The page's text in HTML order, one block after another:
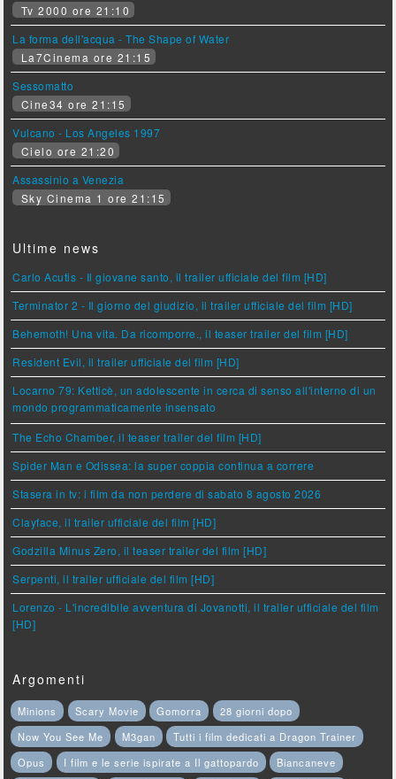
Tv 2000 ore 21:10
La forma dell'acqua - The Shape of Water
La7Cinema ore 21:15
Sessomatto
Cine34 ore 21:15
Vulcano - Los Angeles 1997
Cielo ore 21:20
Assassinio a Venezia
Sky Cinema 1 ore 21:15
Ultime news
Carlo Acutis - Il giovane santo, il trailer ufficiale del film [HD]
Terminator 2 - Il giorno del giudizio, il trailer ufficiale del film [HD]
Behemoth! Una vita. Da ricomporre., il teaser trailer del film [HD]
Resident Evil, il trailer ufficiale del film [HD]
Locarno 79: Ketticè, un adolescente in cerca di senso all'interno di un
mondo programmaticamente insensato
The Echo Chamber, il teaser trailer del film [HD]
Spider Man e Odissea: la super coppia continua a correre
Stasera in tv: i film da non perdere di sabato 8 agosto 2026
Clayface, il trailer ufficiale del film [HD]
Godzilla Minus Zero, il teaser trailer del film [HD]
Serpenti, il trailer ufficiale del film [HD]
Lorenzo - L'incredibile avventura di Jovanotti, il trailer ufficiale del film
[HD]
Argomenti
Minions Scary Movie Gomorra
28 giorni dopo
Now You See Me
M3gan
Tutti i film dedicati a Dragon Trainer
Opus
I film e le serie ispirate a Il gattopardo
Biancaneve